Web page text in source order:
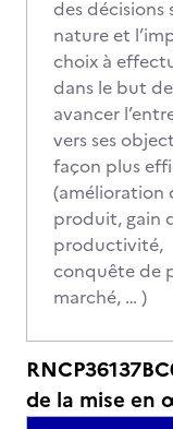
des décisions
nature et
choix à
dans le but
avancer
vers ses
façon plus
(amélioration
produit, gain
productivité,
conquête de
marché, … )
de la mise en